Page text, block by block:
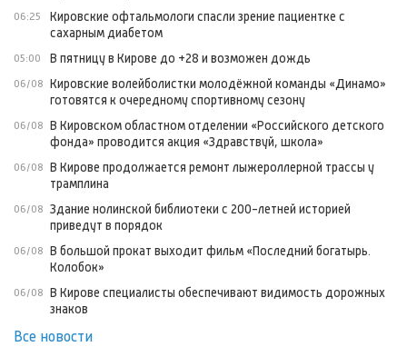
06:25
Кировские офтальмологи спасли зрение пациентке с
сахарным диабетом
05:00 В пятницу в Кирове до +28 и возможен дождь
06/08 Кировские волейболистки молодёжной команды «Динамо»
готовятся к очередному спортивному сезону
06/08 В Кировском областном отделении «Российского детского
фонда» проводится акция «Здравствуй, школа»
06/08 В Кирове продолжается ремонт лыжероллерной трассы у
трамплина
06/08 Здание нолинской библиотеки с 200-летней историей
приведут в порядок
06/08 В большой прокат выходит фильм «Последний богатырь.
Колобок»
06/08 В Кирове специалисты обеспечивают видимость дорожных
знаков
Все новости